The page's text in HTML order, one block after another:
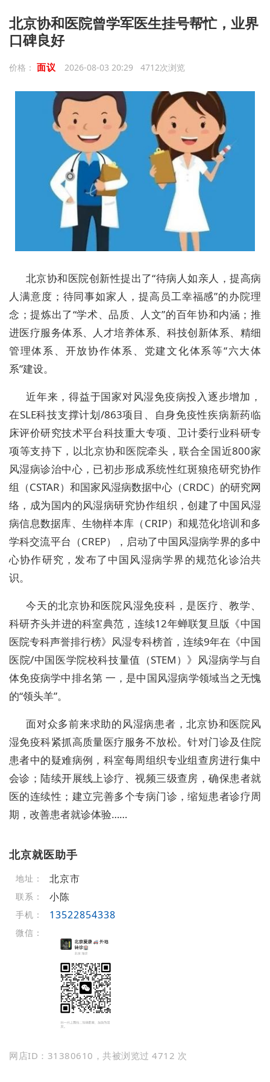
北京协和医院曾学军医生挂号帮忙，业界
口碑良好
价格： 面议 2026-08-03 20:29 4712次浏览
北京协和医院创新性提出了“待病人如亲人，提高病
人满意度；待同事如家人，提高员工幸福感”的办院理
念；提炼出了“学术、品质、人文”的百年协和内涵；推
进医疗服务体系、人才培养体系、科技创新体系、精细
管理体系、开放协作体系、党建文化体系等“六大体
系”建设。
近年来，得益于国家对风湿免疫病投入逐步增加，
在SLE科技支撑计划/863项目、自身免疫性疾病新药临
床评价研究技术平台科技重大专项、卫计委行业科研专
项等支持下，以北京协和医院牵头，联合全国近800家
风湿病诊治中心，已初步形成系统性红斑狼疮研究协作
组（CSTAR）和国家风湿病数据中心（CRDC）的研究网
络，成为国内的风湿病研究协作组织，创建了中国风湿
病信息数据库、生物样本库（CRIP）和规范化培训和多
学科交流平台（CREP），启动了中国风湿病学界的多中
心协作研究，发布了中国风湿病学界的规范化诊治共
识。
今天的北京协和医院风湿免疫科，是医疗、教学、
科研齐头并进的科室典范，连续12年蝉联复旦版《中国
医院专科声誉排行榜》风湿专科榜首，连续9年在《中国
医院/中国医学院校科技量值（STEM）》风湿病学与自
体免疫病学中排名第 一，是中国风湿病学领域当之无愧
的“领头羊”。
面对众多前来求助的风湿病患者，北京协和医院风
湿免疫科紧抓高质量医疗服务不放松。针对门诊及住院
患者中的疑难病例，科室每周组织专业组查房进行集中
会诊；陆续开展线上诊疗、视频三级查房，确保患者就
医的连续性；建立完善多个专病门诊，缩短患者诊疗周
期，改善患者就诊体验……
北京就医助手
地址： 北京市
联系： 小陈
手机： 13522854338
微信：
网店ID：31380610，共被浏览过 4712 次